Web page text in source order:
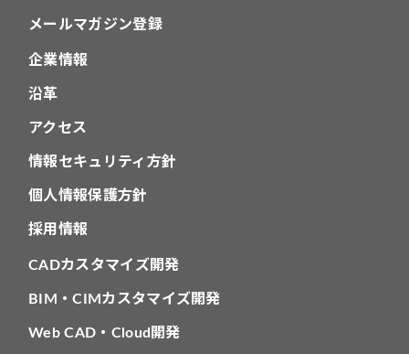
メールマガジン登録
企業情報
沿革
アクセス
情報セキュリティ方針
個人情報保護方針
採用情報
CADカスタマイズ開発
BIM・CIMカスタマイズ開発
Web CAD・Cloud開発